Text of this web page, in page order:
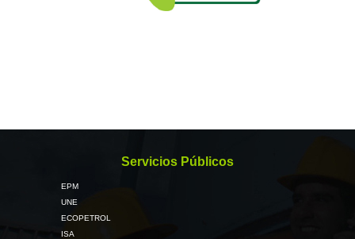
Servicios Públicos
EPM
UNE
ECOPETROL
ISA